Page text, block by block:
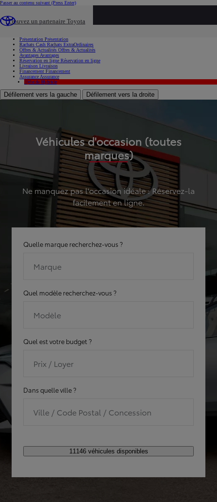
Passer au contenu suivant (Press Enter)
Trouvez un partenaire Toyota
Présentation Présentation
Rachats Cash Rachats ExtraOrdinaires
Offres & Actualités Offres & Actualités
Avantages Avantages
Réservation en ligne Réservation en ligne
Livraison Livraison
Financement Financement
Assurance Assurance
Hybride Hybride
Défilement vers la gauche Défilement vers la droite
Véhicules d'occasion (toutes
marques)
Ne manquez pas l'occasion idéale : Réservez-la
facilement en ligne.
Quelle marque recherchez-vous ?
Marque
Quel modèle recherchez-vous ?
Modèle
Quel est votre budget ?
Prix / Loyer
Dans quelle ville ?
Ville / Code Postal / Concession
11146 véhicules disponibles